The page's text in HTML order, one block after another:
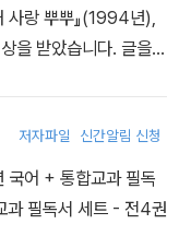
사랑 뿌뿌』(1994년),
을 받았습니다. 글을
동안 기여해 온 공로
문학 레거시상(2020
는 가족과 함께 미국 위
유난히 길게 머무르
저자파일 신간알림 신청
어 + 통합교과 필독
필독서 세트 - 전4권